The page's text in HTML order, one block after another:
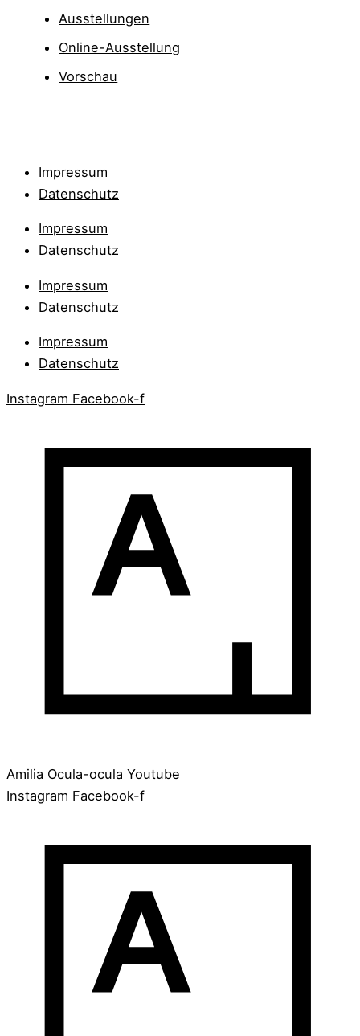
Ausstellungen
Online-Ausstellung
Vorschau
Impressum
Datenschutz
Impressum
Datenschutz
Impressum
Datenschutz
Impressum
Datenschutz
Instagram Facebook-f
Amilia Ocula-ocula Youtube
Instagram Facebook-f